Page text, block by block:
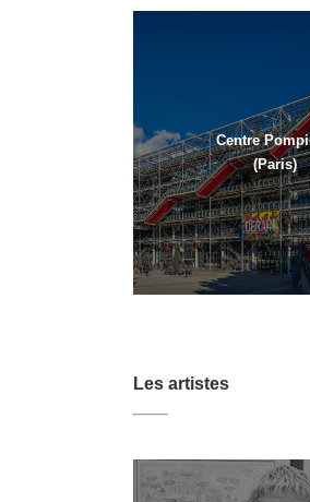
Centre
(Paris)
Les artistes